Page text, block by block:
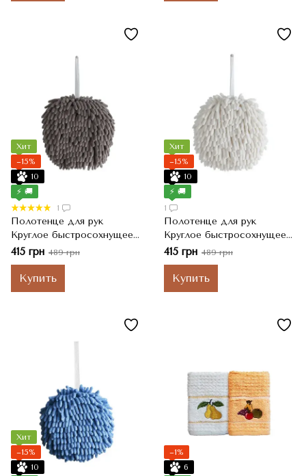
Хит
−15%
10
⚡ 🚚
1
Полотенце для рук
Круглое быстросохнущее
из микрофибры Ø 17 см
415 грн 489 грн
Купить
Хит
−15%
10
⚡ 🚚
1
Полотенце для рук
Круглое быстросохнущее
из микрофибры Ø 17 см,
Белый
415 грн 489 грн
Купить
Хит
−15%
10
−1%
6